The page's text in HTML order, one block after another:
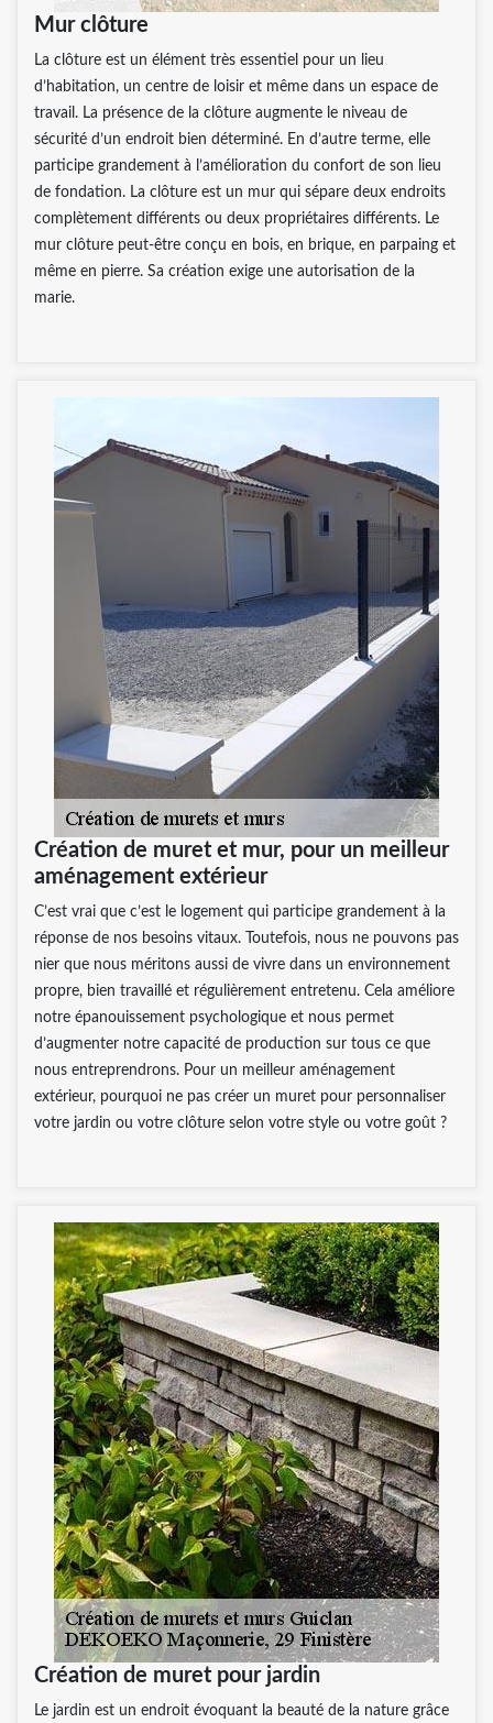
Mur clôture
La clôture est un élément très essentiel pour un lieu
d’habitation, un centre de loisir et même dans un espace de
travail. La présence de la clôture augmente le niveau de
sécurité d’un endroit bien déterminé. En d’autre terme, elle
participe grandement à l’amélioration du confort de son lieu
de fondation. La clôture est un mur qui sépare deux endroits
complètement différents ou deux propriétaires différents. Le
mur clôture peut-être conçu en bois, en brique, en parpaing et
même en pierre. Sa création exige une autorisation de la
marie.
Création de muret et mur, pour un meilleur
aménagement extérieur
C’est vrai que c’est le logement qui participe grandement à la
réponse de nos besoins vitaux. Toutefois, nous ne pouvons pas
nier que nous méritons aussi de vivre dans un environnement
propre, bien travaillé et régulièrement entretenu. Cela améliore
notre épanouissement psychologique et nous permet
d’augmenter notre capacité de production sur tous ce que
nous entreprendrons. Pour un meilleur aménagement
extérieur, pourquoi ne pas créer un muret pour personnaliser
votre jardin ou votre clôture selon votre style ou votre goût ?
Création de muret pour jardin
Le jardin est un endroit évoquant la beauté de la nature grâce